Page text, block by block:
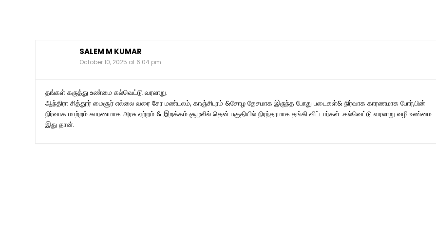
SALEM M KUMAR
October 10, 2025 at 6:04 pm
தங்கள் கருத்து உண்மை கல்வெட்டு வரலாறு.
ஆந்திரா சித்தூர் மைசூர் எல்லை வரை சேர மண்டலம், காஞ்சிபுரம் &சோழ தேசமாக இருந்த போது படைகள்& நிர்வாக காரணமாக போர்,பின்
நிர்வாக மாற்றம் காரணமாக அரசு ஏற்றம் & இறக்கம் சூழலில் தென் பகுதியில் நிரந்தரமாக தங்கி விட்டார்கள் .கல்வெட்டு வரலாறு வழி உண்மை
இது தான்.